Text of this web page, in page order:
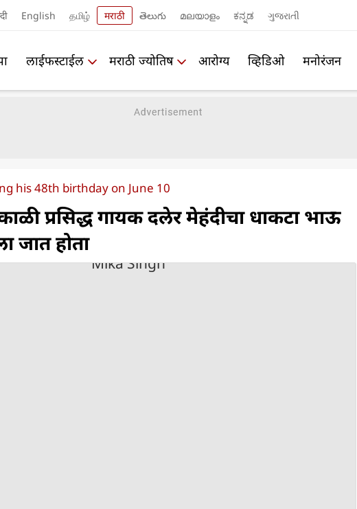
English தமிழ் मराठी తెలుగు മലയാളം ಕನ್ನಡ ગુજરાતી
लाईफस्टाईल मराठी ज्योतिष आरोग्य व्हिडिओ मनोरंजन
his 48th birthday on June 10
प्रसिद्ध गायक दलेर मेहंदीचा धाकटा भाऊ
होता